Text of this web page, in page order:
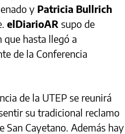
y Patricia Bullrich
elDiarioAR supo de
hasta llegó a
de la Conferencia
de la UTEP se reunirá
su tradicional reclamo
San Cayetano. Además hay